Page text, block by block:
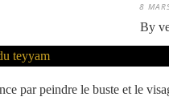
8
By
par peindre le buste et le